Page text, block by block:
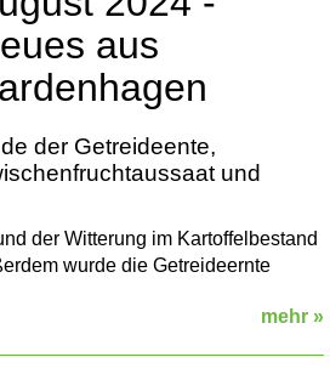
aus
der Getreideente,
und
der Witterung im Kartoffelbestand
wurde die Getreideernte
mehr »